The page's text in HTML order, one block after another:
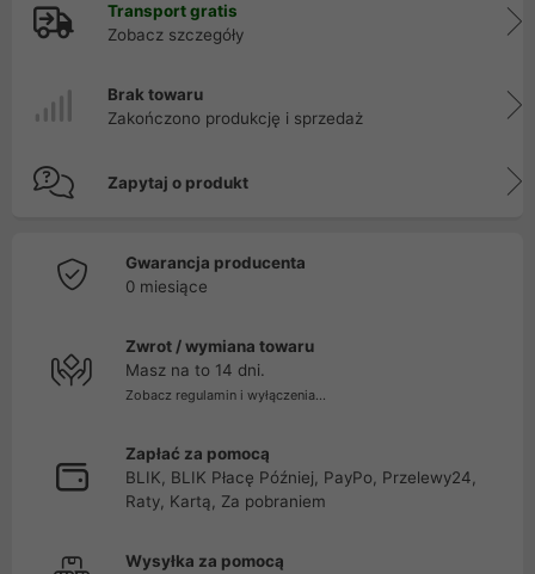
Transport gratis
Zobacz szczegóły
Brak towaru
Zakończono produkcję i sprzedaż
Zapytaj o produkt
Gwarancja producenta
0 miesiące
Zwrot / wymiana towaru
Masz na to 14 dni.
Zobacz regulamin i wyłączenia...
Zapłać za pomocą
BLIK, BLIK Płacę Później, PayPo, Przelewy24,
Raty, Kartą, Za pobraniem
Wysyłka za pomocą